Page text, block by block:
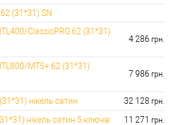
🔑 самий дешевий: грн. самий дорогий: грн.
62 (31*31) SN
ClassicPRO 62 (31*31)
4 286 грн.
MT5+ 62 (31*31)
7 986 грн.
нікель сатин 32 128 грн.
нікель сатин 5 ключів 11 271 грн.